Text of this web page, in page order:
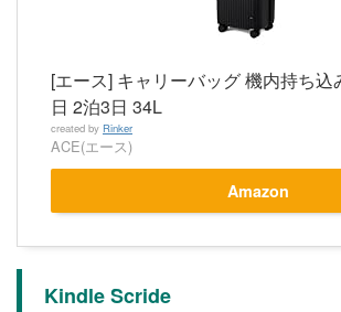
[エース] キャリーバッグ 機内持ち込
日 2泊3日 34L
created by Rinker
ACE(エース)
Amazon
Kindle Scride